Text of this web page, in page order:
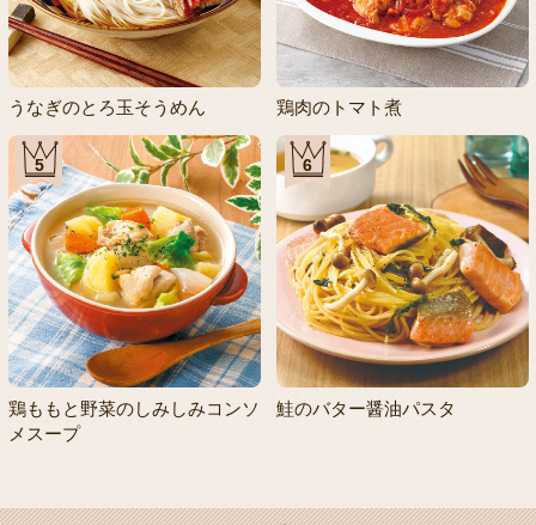
うなぎのとろ玉そうめん 鶏肉のトマト煮
5
鶏ももと野菜のしみしみコンソ
メスープ
6
鮭のバター醤油パスタ